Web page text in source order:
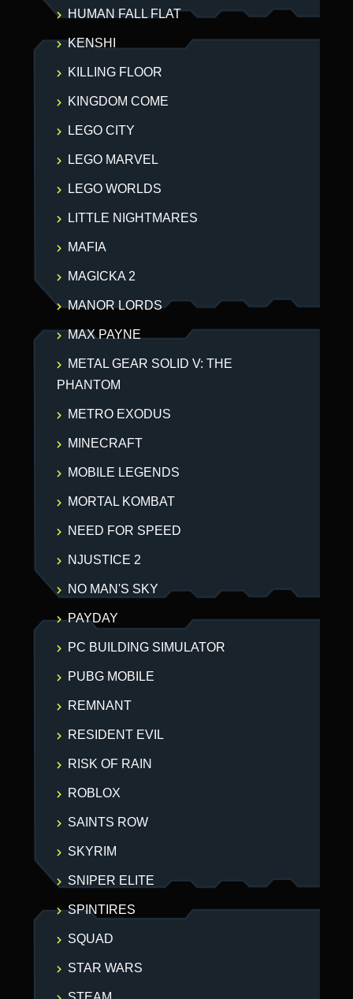
HUMAN FALL FLAT
KENSHI
KILLING FLOOR
KINGDOM COME
LEGO CITY
LEGO MARVEL
LEGO WORLDS
LITTLE NIGHTMARES
MAFIA
MAGICKA 2
MANOR LORDS
MAX PAYNE
METAL GEAR SOLID V: THE
PHANTOM
METRO EXODUS
MINECRAFT
MOBILE LEGENDS
MORTAL KOMBAT
NEED FOR SPEED
NJUSTICE 2
NO MAN'S SKY
PAYDAY
PC BUILDING SIMULATOR
PUBG MOBILE
REMNANT
RESIDENT EVIL
RISK OF RAIN
ROBLOX
SAINTS ROW
SKYRIM
SNIPER ELITE
SPINTIRES
SQUAD
STAR WARS